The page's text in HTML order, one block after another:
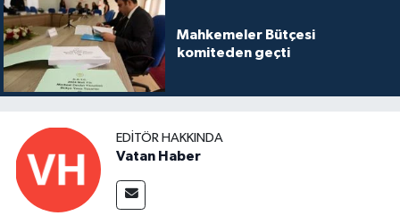
Mahkemeler Bütçesi
komiteden geçti
EDITÖR HAKKINDA
Vatan Haber